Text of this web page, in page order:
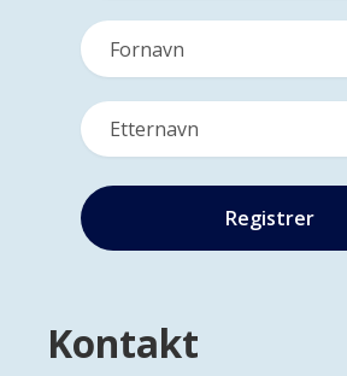
Kontakt